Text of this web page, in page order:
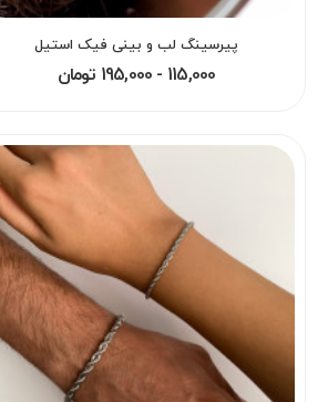
پیرسینگ لب و بینی فیک استیل
115,000 - 195,000 تومان